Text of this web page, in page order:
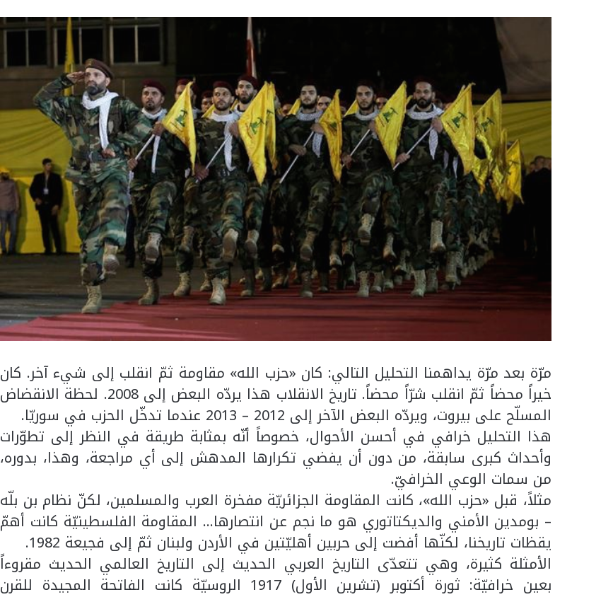
مرّة بعد مرّة يداهمنا التحليل التالي: كان «حزب الله» مقاومة ثمّ انقلب إلى شيء آخر. كان
خيراً محضاً ثمّ انقلب شرّاً محضاً. تاريخ الانقلاب هذا يردّه البعض إلى 2008. لحظة الانقضاض
المسلّح على بيروت، ويردّه البعض الآخر إلى 2012 – 2013 عندما تدخّل الحزب في سوريّا.
هذا التحليل خرافي في أحسن الأحوال، خصوصاً أنّه بمثابة طريقة في النظر إلى تطوّرات
وأحداث كبرى سابقة، من دون أن يفضي تكرارها المدهش إلى أي مراجعة، وهذا، بدوره،
من سمات الوعي الخرافيّ.
مثلاً، قبل «حزب الله»، كانت المقاومة الجزائريّة مفخرة العرب والمسلمين، لكنّ نظام بن بلّه
– بومدين الأمني والديكتاتوري هو ما نجم عن انتصارها… المقاومة الفلسطينيّة كانت أهمّ
يقظات تاريخنا، لكنّها أفضت إلى حربين أهليّتين في الأردن ولبنان ثمّ إلى فجيعة 1982.
الأمثلة كثيرة، وهي تتعدّى التاريخ العربي الحديث إلى التاريخ العالمي الحديث مقروءاً
بعين خرافيّة: ثورة أكتوبر (تشرين الأول) 1917 الروسيّة كانت الفاتحة المجيدة للقرن